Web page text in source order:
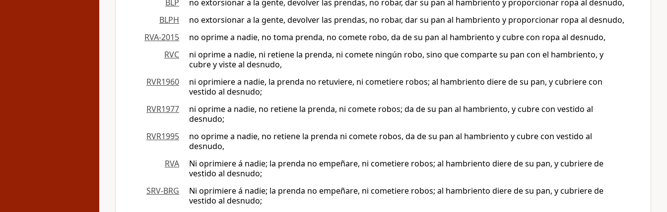
BLP
no extorsionar a la gente, devolver las prendas, no robar, dar su pan al hambriento y proporcionar ropa al desnudo,
BLPH
no extorsionar a la gente, devolver las prendas, no robar, dar su pan al hambriento y proporcionar ropa al desnudo,
RVA-2015
no oprime a nadie, no toma prenda, no comete robo, da de su pan al hambriento y cubre con ropa al desnudo,
RVC
ni oprime a nadie, ni retiene la prenda, ni comete ningún robo, sino que comparte su pan con el hambriento, y
cubre y viste al desnudo,
RVR1960
ni oprimiere a nadie, la prenda no retuviere, ni cometiere robos; al hambriento diere de su pan, y cubriere con
vestido al desnudo;
RVR1977
ni oprime a nadie, no retiene la prenda, ni comete robos; da de su pan al hambriento, y cubre con vestido al
desnudo;
RVR1995
no oprime a nadie, no retiene la prenda ni comete robos, da de su pan al hambriento y cubre con vestido al
desnudo,
RVA
Ni oprimiere á nadie; la prenda no empeñare, ni cometiere robos; al hambriento diere de su pan, y cubriere de
vestido al desnudo;
SRV-BRG
Ni oprimiere á nadie; la prenda no empeñare, ni cometiere robos; al hambriento diere de su pan, y cubriere de
vestido al desnudo;